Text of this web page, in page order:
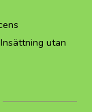
utan